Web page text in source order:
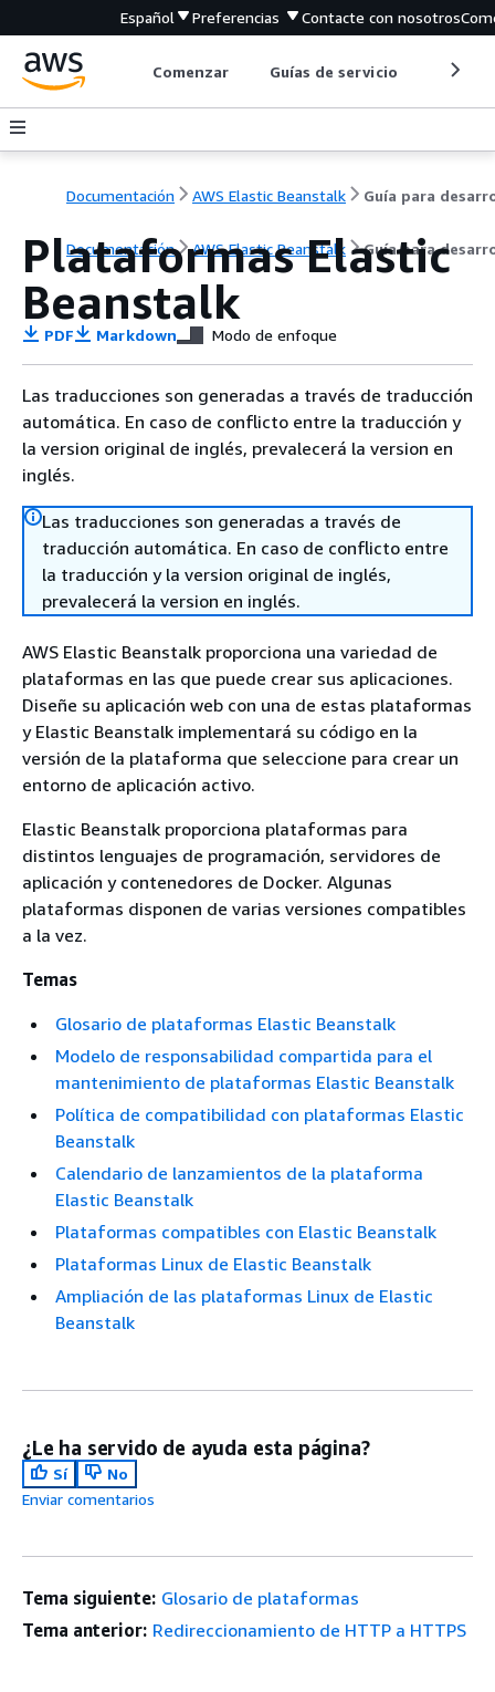
Español Preferencias Contacte con nosotros
Comenzar Guías de servicio
Documentación AWS Elastic Beanstalk
Documentación AWS Elastic Beanstalk Guía para
Plataformas Elastic
Beanstalk
PDF Markdown Modo de enfoque
Las traducciones son generadas a través de traducción
automática. En caso de conflicto entre la traducción y
la version original de inglés, prevalecerá la version en
inglés.
Las traducciones son generadas a través de
traducción automática. En caso de conflicto entre
la traducción y la version original de inglés,
prevalecerá la version en inglés.
AWS Elastic Beanstalk proporciona una variedad de
plataformas en las que puede crear sus aplicaciones.
Diseñe su aplicación web con una de estas plataformas
y Elastic Beanstalk implementará su código en la
versión de la plataforma que seleccione para crear un
entorno de aplicación activo.
Elastic Beanstalk proporciona plataformas para
distintos lenguajes de programación, servidores de
aplicación y contenedores de Docker. Algunas
plataformas disponen de varias versiones compatibles
a la vez.
Temas
Glosario de plataformas Elastic Beanstalk
Modelo de responsabilidad compartida para el
mantenimiento de plataformas Elastic Beanstalk
Política de compatibilidad con plataformas Elastic
Beanstalk
Calendario de lanzamientos de la plataforma
Elastic Beanstalk
Plataformas compatibles con Elastic Beanstalk
Plataformas Linux de Elastic Beanstalk
Ampliación de las plataformas Linux de Elastic
Beanstalk
¿Le ha servido de ayuda esta página?
Sí
No
Enviar comentarios
Tema siguiente: Glosario de plataformas
Tema anterior: Redireccionamiento de HTTP a HTTPS